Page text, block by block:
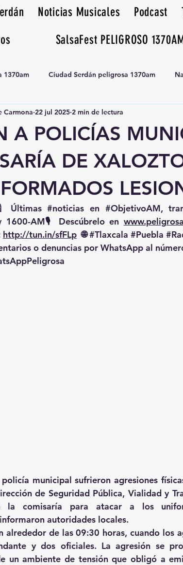
Noticias Musicales Podcast
SalsaFest PELIGROSO
1370am Ciudad Serdán peligrosa 1370am
Tianguis peligrosa 1370am huamantla
A POLICÍAS
DE
Carmona 22 jul 2025 2 min de lectura
Últimas #noticias en #ObjetivoAM
1600-AM🎙️ Descúbrelo en
http://tun.in/sfFLp 🌐 #Tlaxcala #Puebla
o denuncias por WhatsApp al
municipal sufrieron agresiones
de Seguridad Pública, Vialidad y
la comisaría para atacar a los
autoridades locales.
alrededor de las 09:30 horas, cuando los
y dos oficiales. La agresión se
un ambiente de tensión que obligó a